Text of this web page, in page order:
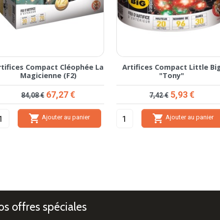
Compact Star Cluster
(F2)
Prix de base
14,92 € Prix
11,93 €
 Ajouter au panier
Artifice compact Little Big
Hector F2
Prix de base
4,92 € Prix
3,93 €
 Ajouter au panier
offres spéciales